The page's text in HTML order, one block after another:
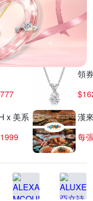
領
x 美系
漢
每